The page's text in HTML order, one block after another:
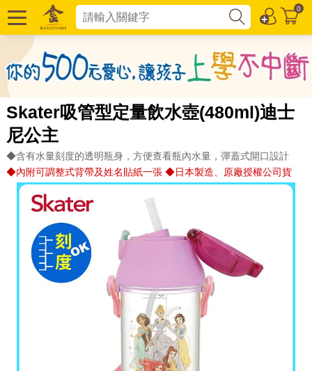
0
Skater吸管型定量飲水壺(480ml)迪士
尼公主
◆含有水量刻度的透明瓶身，方便查看瓶內水量，彈蓋式開口設計
◆內附可調整式背帶及姓名貼紙一張 ◆日本製造、原廠授權公司貨